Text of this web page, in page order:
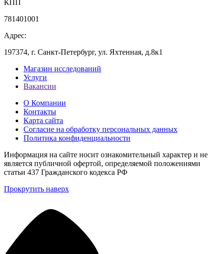
КПП
781401001
Адрес:
197374, г. Санкт-Петербург, ул. Яхтенная, д.8к1
Магазин исследований
Услуги
Вакансии
О Компании
Контакты
Карта сайта
Согласие на обработку персональных данных
Политика конфиденциальности
Информация на сайте носит ознакомительный характер и не
является публичной офертой, определяемой положениями
статьи 437 Гражданского кодекса РФ
Прокрутить наверх